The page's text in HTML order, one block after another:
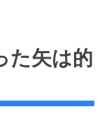
た矢は的